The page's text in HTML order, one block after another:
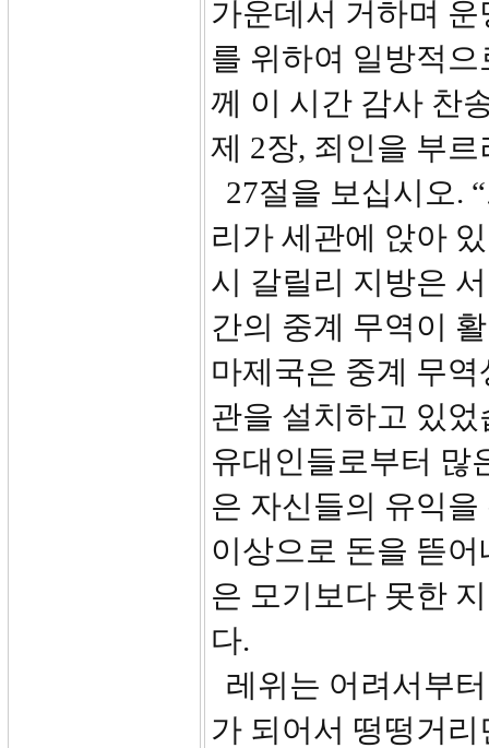
가운데서 거하며
를 위하여 일방적
께 이 시간 감사 찬
제 2장, 죄인을 부
27절을 보십시오.
리가 세관에 앉아
시 갈릴리 지방은
간의 중계 무역이
마제국은 중계 무
관을 설치하고 있
유대인들로부터 많
은 자신들의 유익
이상으로 돈을 뜯
은 모기보다 못한
다.
레위는 어려서부
가 되어서 떵떵거